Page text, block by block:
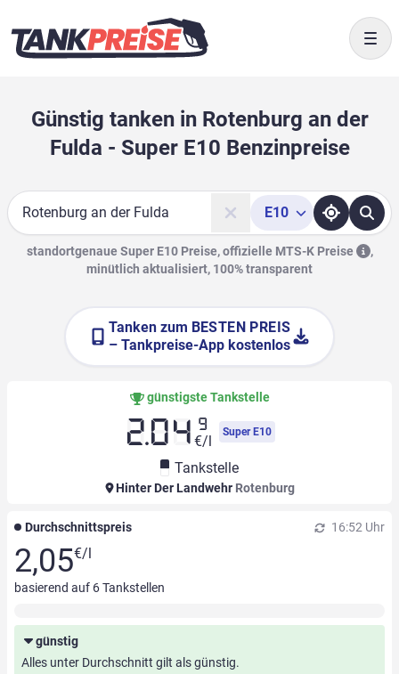
Günstig tanken in Rotenburg an der
Fulda - Super E10 Benzinpreise
Suche
E10
standortgenaue Super E10 Preise, offizielle MTS-K Preise
,
minütlich aktualisiert, 100% transparent
Tanken zum BESTEN PREIS
– Tankpreise-App kostenlos
günstigste Tankstelle
2.04 9
€/l
Super E10
Tankstelle
Hinter Der Landwehr Rotenburg
Durchschnittspreis 16:52 Uhr
2,05€/l
basierend auf 6Tankstellen
günstig
Alles unter Durchschnitt gilt als günstig.